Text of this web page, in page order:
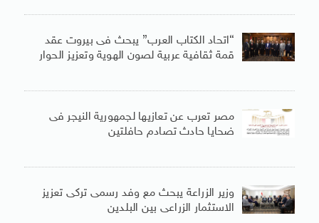
“اتحاد الكتاب العرب” يبحث فى بيروت عقد
قمة ثقافية عربية لصون الهوية وتعزيز الحوار
مصر تعرب عن تعازيها لجمهورية النيجر فى
ضحايا حادث تصادم حافلتين
وزير الزراعة يبحث مع وفد رسمى تركى تعزيز
الاستثمار الزراعى بين البلدين